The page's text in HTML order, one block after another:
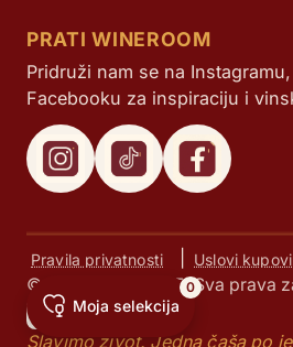
PRATI WINEROOM
Pridruži nam se na
Facebooku za inspiraciju i
Pravila privatnosti Uslovi
© Next d.o.o. 2025. Sva prava
Slavimo život. Jedna čaša po
Moja selekcija
0